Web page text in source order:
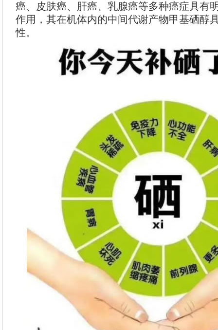
癌、皮肤癌、肝癌、乳腺癌等多种癌症具有
作用，其在机体内的中间代谢产物甲基硒醇
性。